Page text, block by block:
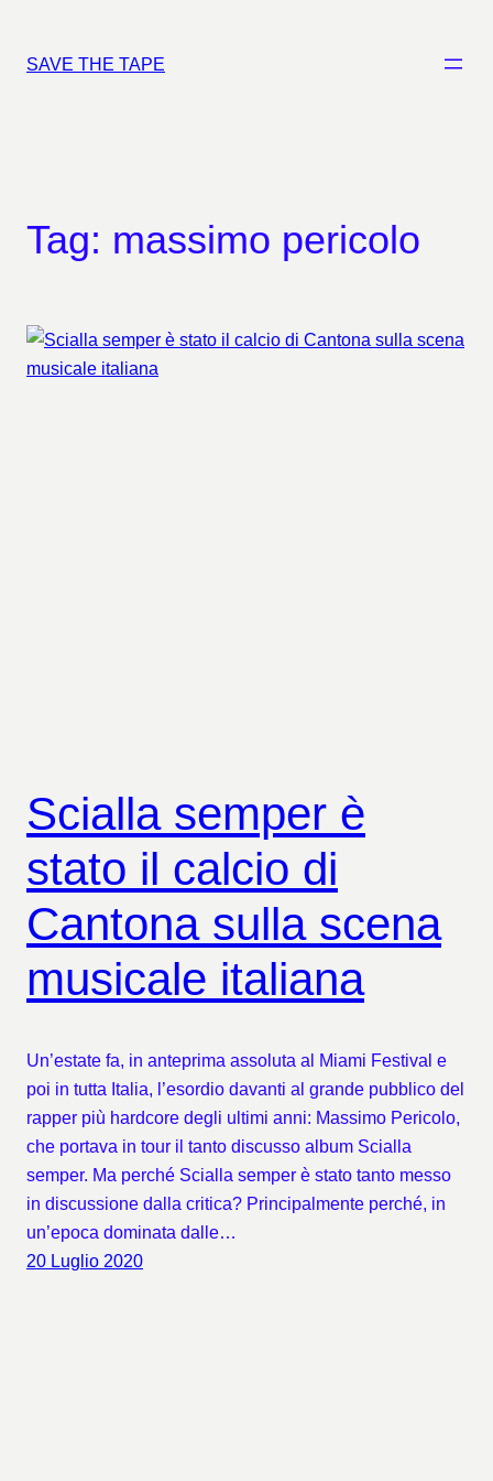
contenuto
SAVE THE TAPE
Tag: massimo pericolo
Scialla semper è
stato il calcio di
Cantona sulla scena
musicale italiana
Un’estate fa, in anteprima assoluta al Miami Festival e
poi in tutta Italia, l’esordio davanti al grande pubblico del
rapper più hardcore degli ultimi anni: Massimo Pericolo,
che portava in tour il tanto discusso album Scialla
semper. Ma perché Scialla semper è stato tanto messo
in discussione dalla critica? Principalmente perché, in
un’epoca dominata dalle…
20 Luglio 2020